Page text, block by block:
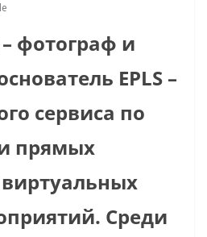
фотограф и
EPLS –
сервиса по
прямых
Среди